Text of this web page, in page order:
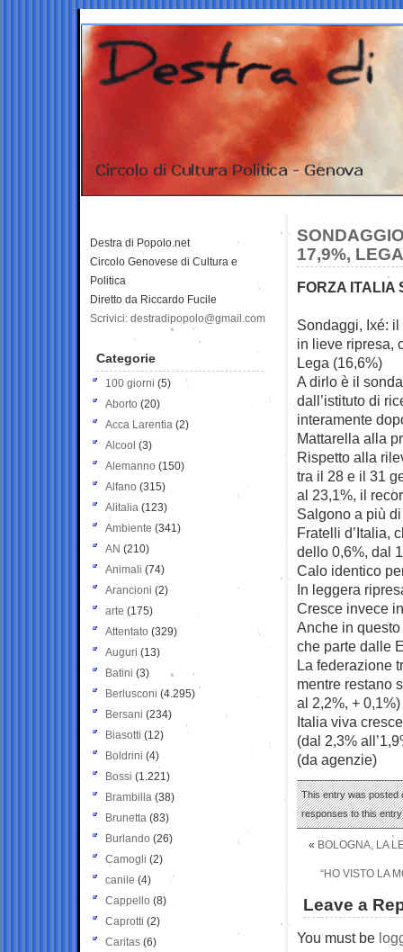
17,9%,
FORZA ITALIA
Sondaggi, Ixé:
in lieve ripresa,
Lega (16,6%)
A dirlo è il
dall’istituto di
interamente
Mattarella alla
Rispetto alla
tra il 28 e il 31
al 23,1%, il
Salgono a più
Fratelli d’Italia,
dello 0,6%, dal
Calo identico
In leggera
Cresce invece
Anche in
che parte dalle
La federazione
mentre restano
al 2,2%, +
Italia viva
(dal 2,3%
(da agenzie)
This entry was posted
responses to this
« BOLOGNA, LA
“HO VISTO LA
Leave a
You must be
Destra di Popolo.net
Circolo Genovese di Cultura e
Politica
Diretto da Riccardo Fucile
Scrivici: destradipopolo@gmail.com
Categorie
100 giorni (5)
Aborto (20)
Acca Larentia (2)
Alcool (3)
Alemanno (150)
Alfano (315)
Alitalia (123)
Ambiente (341)
AN (210)
Animali (74)
Arancioni (2)
arte (175)
Attentato (329)
Auguri (13)
Batini (3)
Berlusconi (4.295)
Bersani (234)
Biasotti (12)
Boldrini (4)
Bossi (1.221)
Brambilla (38)
Brunetta (83)
Burlando (26)
Camogli (2)
canile (4)
Cappello (8)
Caprotti (2)
Caritas (6)